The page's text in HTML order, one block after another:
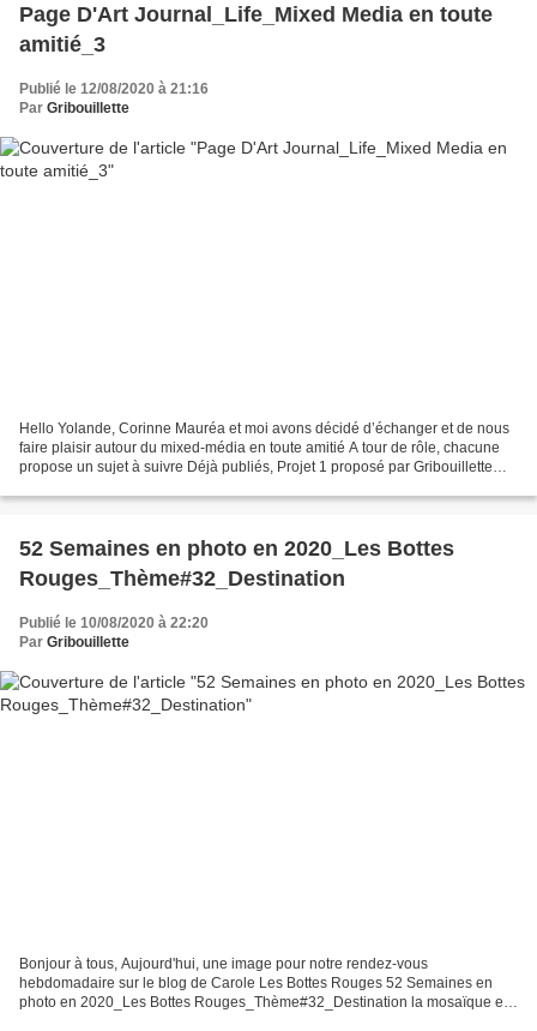
Page D'Art Journal_Life_Mixed Media en toute
amitié_3
Publié le 12/08/2020 à 21:16
Par Gribouillette
Hello Yolande, Corinne Mauréa et moi avons décidé d’échanger et de nous
faire plaisir autour du mixed-média en toute amitié A tour de rôle, chacune
propose un sujet à suivre Déjà publiés, Projet 1 proposé par Gribouillette
52 Semaines en photo en 2020_Les Bottes
Rouges_Thème#32_Destination
Publié le 10/08/2020 à 22:20
Par Gribouillette
Bonjour à tous, Aujourd'hui, une image pour notre rendez-vous
hebdomadaire sur le blog de Carole Les Bottes Rouges 52 Semaines en
photo en 2020_Les Bottes Rouges_Thème#32_Destination la mosaïque est